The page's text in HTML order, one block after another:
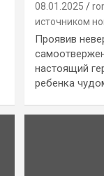
08.01.2025
источником
Проявив
настоящий
ребенка